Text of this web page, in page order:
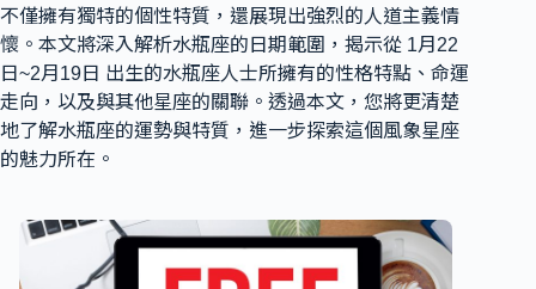
不僅擁有獨特的個性特質，還展現出強烈的人道主義情
懷。本文將深入解析水瓶座的日期範圍，揭示從 1月22
日~2月19日 出生的水瓶座人士所擁有的性格特點、命運
走向，以及與其他星座的關聯。透過本文，您將更清楚
地了解水瓶座的運勢與特質，進一步探索這個風象星座
的魅力所在。